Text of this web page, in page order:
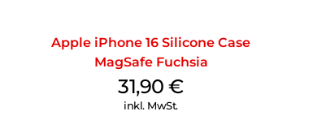
Apple iPhone 16 Silicone Case
MagSafe Fuchsia
31,90€
inkl. MwSt.